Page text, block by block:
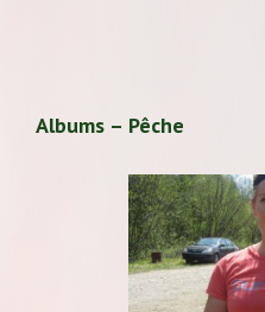
Albums – Pêche